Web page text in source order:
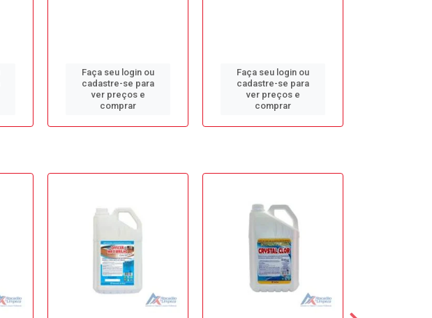
Faça seu login ou
cadastre-se para
ver preços e
comprar
Faça seu login ou
cadastre-se para
ver preços e
comprar